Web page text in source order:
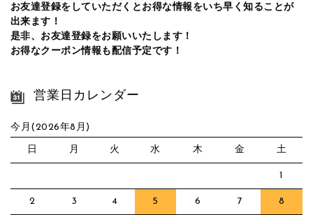
お友達登録をしていただくとお得な情報をいち早く知ることが
出来ます！
是非、お友達登録をお願いいたします！
お得なクーポン情報も配信予定です！
営業日カレンダー
今月(2026年8月)
日 月 火 水 木 金 土
1
2 3 4 5 6 7 8